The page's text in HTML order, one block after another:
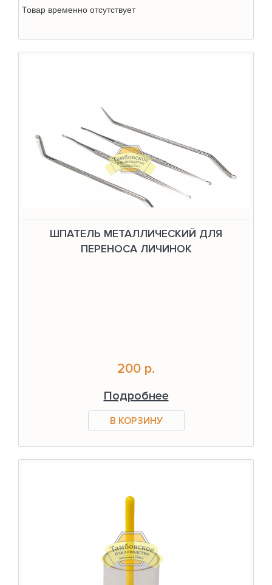
Товар временно отсутствует
ШПАТЕЛЬ МЕТАЛЛИЧЕСКИЙ ДЛЯ
ПЕРЕНОСА ЛИЧИНОК
200 р.
Подробнее